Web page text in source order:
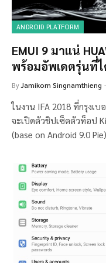
ANDROID PLATFORM
EMUI 9 มาแน่
พร้อมอัพเดตรุ่นที่
ByJamikorn Singnamthieng
ในงาน IFA 2018 ที่กรุงเบ
จะเปิดตัวชิปเซ็ตตัวท็อป
(base on Android 9.0